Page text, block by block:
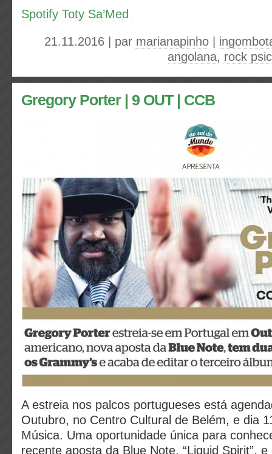
Spotify Toty Sa’Med
21.11.2016 | par marianapinho
angolana, rock
Gregory Porter | 9 OUT | CCB
A estreia nos palcos portugueses está
Outubro, no Centro Cultural de Belém, e dia
Música. Uma oportunidade única para
recente aposta da Blue Note, “Liquid Spirit”,